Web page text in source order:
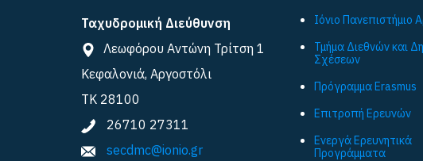
Ταχυδρομική Διεύθυνση
Λεωφόρου Αντώνη Τρίτση 1
Κεφαλονιά, Αργοστόλι
ΤΚ 28100
26710 27311
secdmc@ionio.gr
Ιόνιο Πανεπιστήμιο
Τμήμα Διεθνών και
Σχέσεων
Πρόγραμμα Εrasmus
Επιτροπή Ερευνών
Ενεργά Ερευνητικά
Προγράμματα